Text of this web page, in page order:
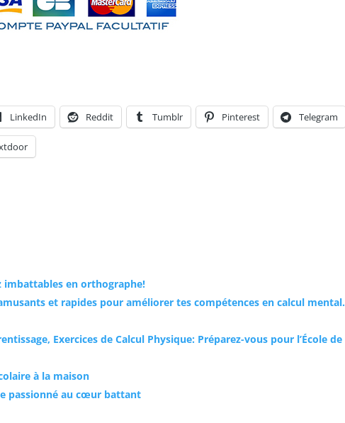
LinkedIn Reddit Tumblr Pinterest Telegram
imbattables en orthographe!
et rapides pour améliorer tes compétences en calcul mental.
Exercices de Calcul Physique: Préparez-vous pour l’École de
à la maison
passionné au cœur battant